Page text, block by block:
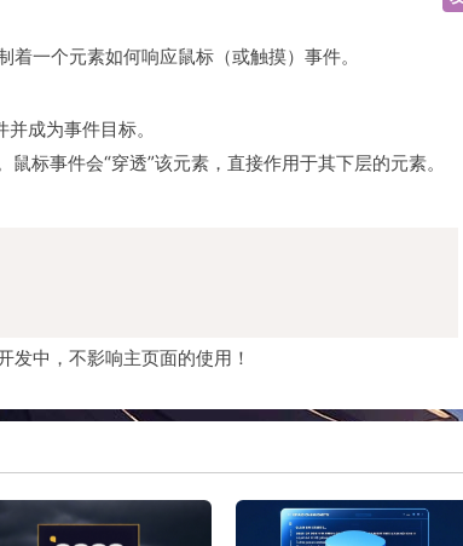
一个元素如何响应鼠标（或触摸）事件。
成为事件目标。
标事件会“穿透”该元素，直接作用于其下层的元素。
中，不影响主页面的使用！